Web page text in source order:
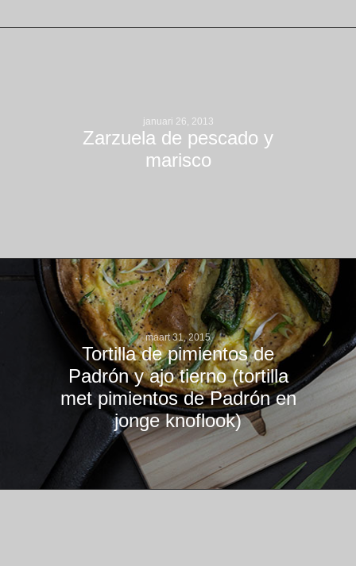
januari 26, 2013
Zarzuela de pescado y
marisco
maart 31, 2015
Tortilla de pimientos de
Padrón y ajo tierno (tortilla
met pimientos de Padrón en
jonge knoflook)